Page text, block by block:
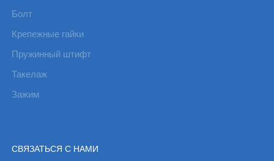
Болт
Крепежные гайки
Пружинный штифт
Такелаж
Зажим
СВЯЗАТЬСЯ С НАМИ